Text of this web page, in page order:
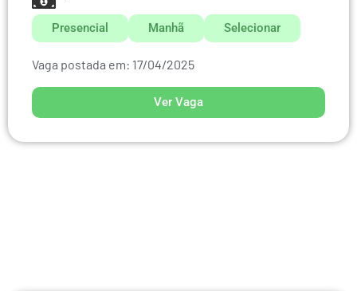
Presencial Manhã Selecionar
Vaga postada em: 17/04/2025
Ver Vaga